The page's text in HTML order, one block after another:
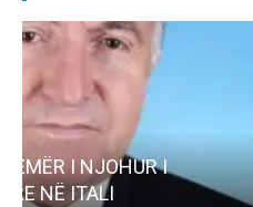
AKTUALITET
Pregaditi Gjin Musa-